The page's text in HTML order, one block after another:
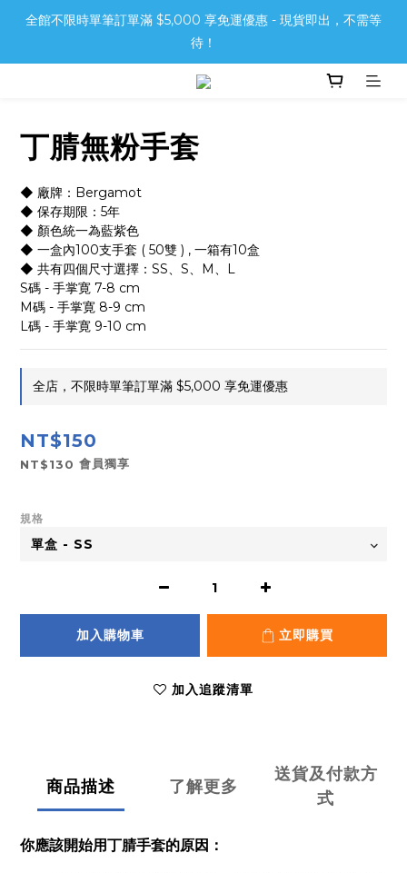
全館不限時單筆訂單滿 $5,000 享免運優惠 - 現貨即出，不需等
待！
丁腈無粉手套
◆ 廠牌：Bergamot
◆ 保存期限：5年
◆ 顏色統一為藍紫色
◆ 一盒內100支手套 ( 50雙 ) , 一箱有10盒
◆ 共有四個尺寸選擇：SS、S、M、L
S碼 - 手掌寛 7-8 cm
M碼 - 手掌寛 8-9 cm
L碼 - 手掌寛 9-10 cm
全店，不限時單筆訂單滿 $5,000 享免運優惠
NT$150
NT$130 會員獨享
規格
加入購物車 立即購買
加入追蹤清單
商品描述 了解更多
送貨及付款方
式
你應該開始用丁腈手套的原因：